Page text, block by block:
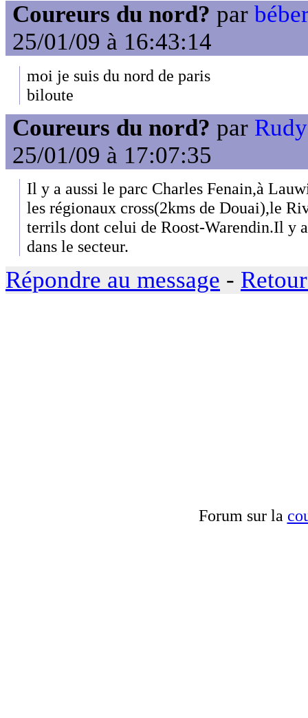
Coureurs du nord? par
25/01/09 à 16:43:14
moi je suis du nord de paris
biloute
Coureurs du nord? par
25/01/09 à 17:07:35
Il y a aussi le parc Charles Fenain,à
les régionaux cross(2kms de Douai),le
terrils dont celui de Roost-Warendin.Il y
dans le secteur.
Répondre au message -
Forum sur la